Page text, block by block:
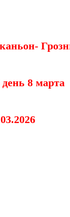
8 марта